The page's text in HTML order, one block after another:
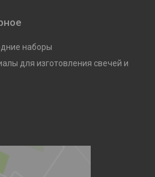
наборы
для изготовления свечей и